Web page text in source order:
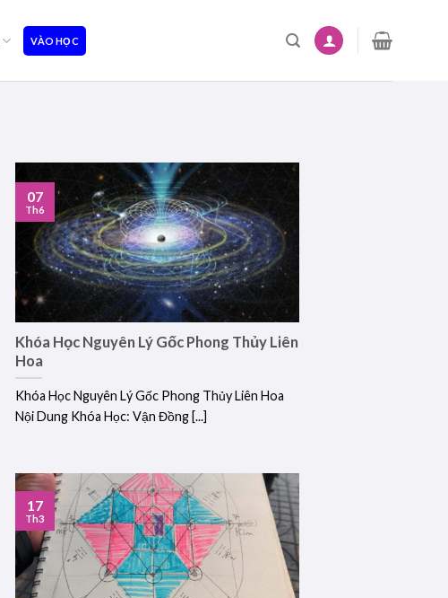
VÀO HỌC
Khóa Học Nguyên Lý Gốc Phong Thủy Liên
Hoa
Khóa Học Nguyên Lý Gốc Phong Thủy Liên Hoa
Nội Dung Khóa Học: Vận Đồng [...]
07
Th6
17
Th3